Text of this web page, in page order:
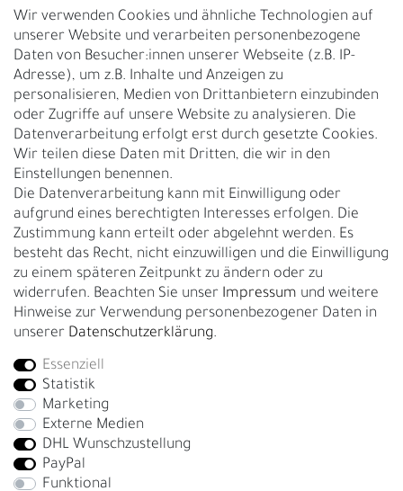
Vertrag widerrufen
UNTERNEHMEN
Nachhaltigkeit
Kontakt
Über uns
Rückgabe
Gürtelgröße messen
Garantie
GESCHÄFTSKUNDEN & HÄNDLER
B2B Geschäftskunden
Bei Fragen wenden Sie sich direkt an unser Service-Team.
+4917663727338
Montag - Freitag, 09:00 - 14:00
info@fronhofer.com
Gürtelmanufaktur Fronhofer, 93053 Regensburg, Nelkenweg 3b
Wir verwenden Cookies und ähnliche Technologien auf
unserer Website und verarbeiten personenbezogene
Daten von Besucher:innen unserer Webseite (z.B. IP-
Adresse), um z.B. Inhalte und Anzeigen zu
personalisieren, Medien von Drittanbietern einzubinden
oder Zugriffe auf unsere Website zu analysieren. Die
Datenverarbeitung erfolgt erst durch gesetzte Cookies.
Wir teilen diese Daten mit Dritten, die wir in den
Einstellungen benennen.
Die Datenverarbeitung kann mit Einwilligung oder
aufgrund eines berechtigten Interesses erfolgen. Die
Zustimmung kann erteilt oder abgelehnt werden. Es
besteht das Recht, nicht einzuwilligen und die Einwilligung
zu einem späteren Zeitpunkt zu ändern oder zu
widerrufen. Beachten Sie unser Impressum und weitere
Hinweise zur Verwendung personenbezogener Daten in
unserer Daten­schutz­erklärung.
Essenziell
Statistik
Marketing
Externe Medien
DHL Wunschzustellung
PayPal
Funktional